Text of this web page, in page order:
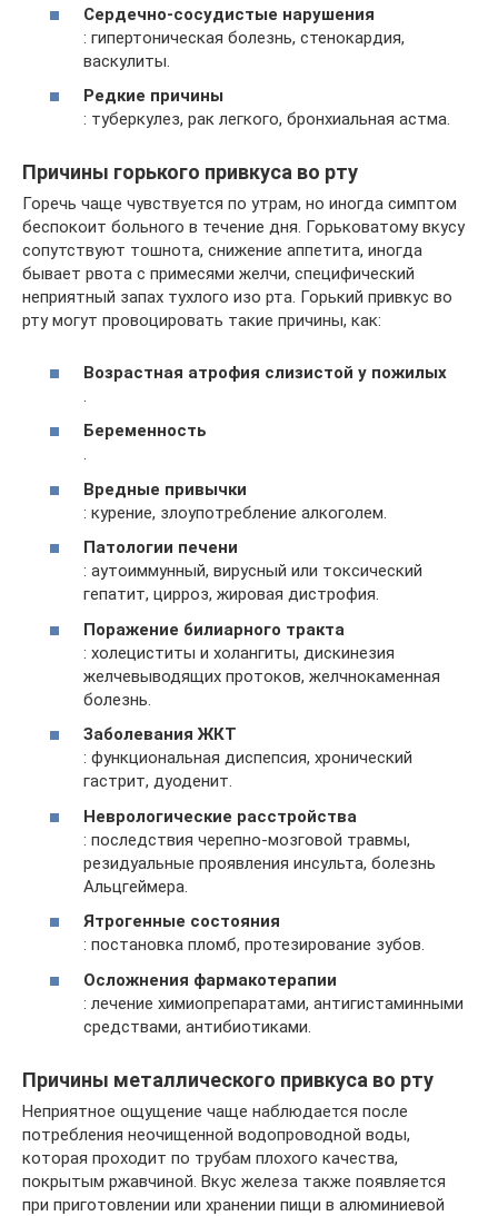
Сердечно-сосудистые нарушения
: гипертоническая болезнь, стенокардия,
васкулиты.
Редкие причины
: туберкулез, рак легкого, бронхиальная астма.
Причины горького привкуса во рту
Горечь чаще чувствуется по утрам, но иногда симптом
беспокоит больного в течение дня. Горьковатому вкусу
сопутствуют тошнота, снижение аппетита, иногда
бывает рвота с примесями желчи, специфический
неприятный запах тухлого изо рта. Горький привкус во
рту могут провоцировать такие причины, как:
Возрастная атрофия слизистой у пожилых
Беременность
.
Вредные привычки
: курение, злоупотребление алкоголем.
Патологии печени
: аутоиммунный, вирусный или токсический
гепатит, цирроз, жировая дистрофия.
Поражение билиарного тракта
: холециститы и холангиты, дискинезия
желчевыводящих протоков, желчнокаменная
болезнь.
Заболевания ЖКТ
: функциональная диспепсия, хронический
гастрит, дуоденит.
Неврологические расстройства
: последствия черепно-мозговой травмы,
резидуальные проявления инсульта, болезнь
Альцгеймера.
Ятрогенные состояния
: постановка пломб, протезирование зубов.
Осложнения фармакотерапии
: лечение химиопрепаратами, антигистаминными
средствами, антибиотиками.
Причины металлического привкуса во рту
Неприятное ощущение чаще наблюдается после
потребления неочищенной водопроводной воды,
которая проходит по трубам плохого качества,
покрытым ржавчиной. Вкус железа также появляется
при приготовлении или хранении пищи в алюминиевой